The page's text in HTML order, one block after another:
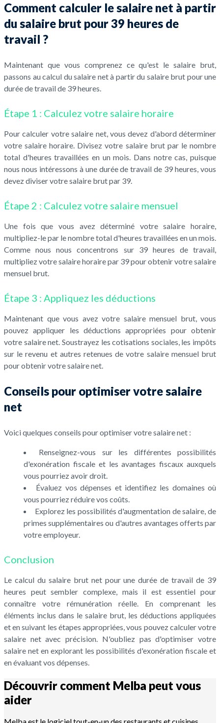
Comment calculer le salaire net à partir
du salaire brut pour 39 heures de
travail ?
Maintenant que vous comprenez ce qu'est le salaire brut,
passons au calcul du salaire net à partir du salaire brut pour une
durée de travail de 39 heures.
Étape 1 : Calculez votre salaire horaire
Pour calculer votre salaire net, vous devez d'abord déterminer
votre salaire horaire. Divisez votre salaire brut par le nombre
total d'heures travaillées en un mois. Dans notre cas, puisque
nous nous intéressons à une durée de travail de 39 heures, vous
devez diviser votre salaire brut par 39.
Étape 2 : Calculez votre salaire mensuel
Une fois que vous avez déterminé votre salaire horaire,
multipliez-le par le nombre total d'heures travaillées en un mois.
Comme nous nous concentrons sur 39 heures de travail,
multipliez votre salaire horaire par 39 pour obtenir votre salaire
mensuel brut.
Étape 3 : Appliquez les déductions
Maintenant que vous avez votre salaire mensuel brut, vous
pouvez appliquer les déductions appropriées pour obtenir
votre salaire net. Soustrayez les cotisations sociales, les impôts
sur le revenu et autres retenues de votre salaire mensuel brut
pour obtenir votre salaire net.
Conseils pour optimiser votre salaire
net
Voici quelques conseils pour optimiser votre salaire net :
Renseignez-vous sur les différentes possibilités
d'exonération fiscale et les avantages fiscaux auxquels
vous pourriez avoir droit.
Évaluez vos dépenses et identifiez les domaines où
vous pourriez réduire vos coûts.
Explorez les possibilités d'augmentation de salaire, de
primes supplémentaires ou d'autres avantages offerts par
votre employeur.
Conclusion
Le calcul du salaire brut net pour une durée de travail de 39
heures peut sembler complexe, mais il est essentiel pour
connaître votre rémunération réelle. En comprenant les
éléments inclus dans le salaire brut, les déductions appliquées
et en suivant les étapes appropriées, vous pouvez calculer votre
salaire net avec précision. N'oubliez pas d'optimiser votre
salaire net en explorant les possibilités d'exonération fiscale et
en évaluant vos dépenses.
Découvrir comment Melba peut vous
aider